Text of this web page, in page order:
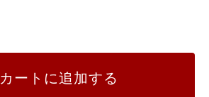
カートに追加する